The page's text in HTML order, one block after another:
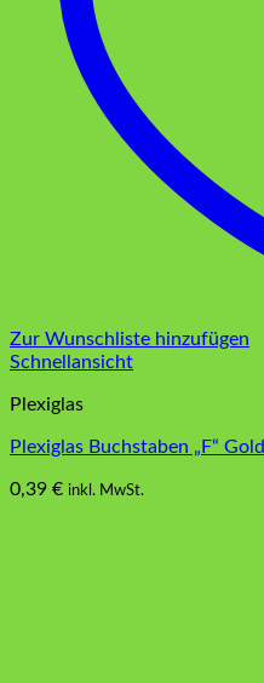
Zur Wunschliste hinzufügen
Schnellansicht
Plexiglas
Plexiglas Buchstaben „F“ Gold
0,39 € inkl. MwSt.